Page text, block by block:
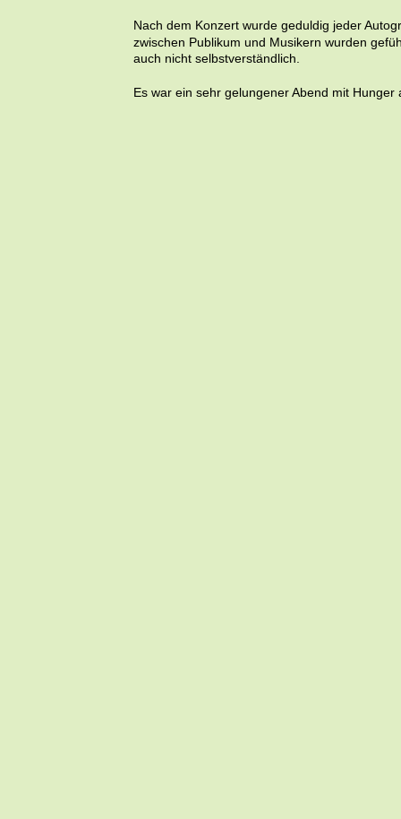
Nach dem Konzert wurde geduldig jeder
zwischen Publikum und Musikern wurden
auch nicht selbstverständlich.
Es war ein sehr gelungener Abend mit Hunger